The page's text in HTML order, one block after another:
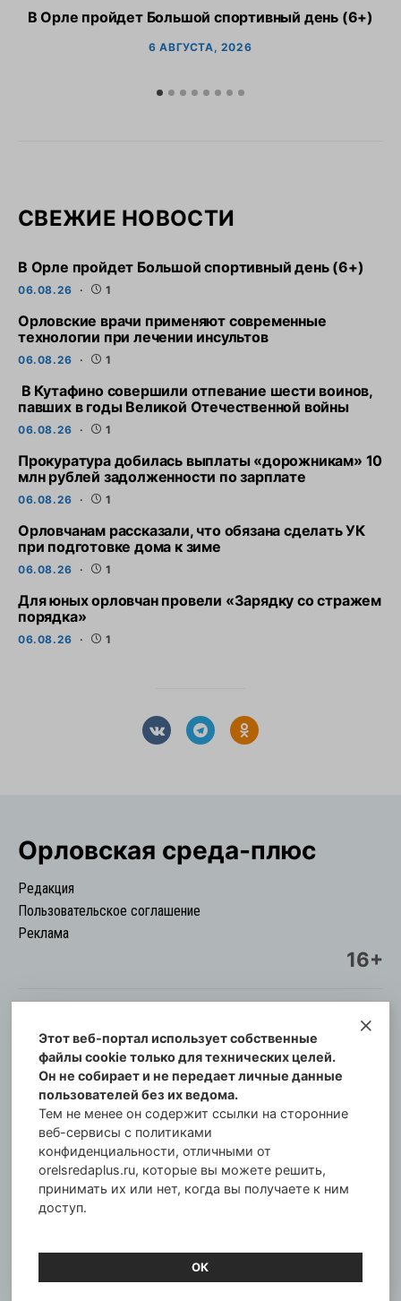
В Орле пройдет Большой спортивный день (6+)
6 АВГУСТА, 2026
СВЕЖИЕ НОВОСТИ
В Орле пройдет Большой спортивный день (6+)
06.08.26 1
Орловские врачи применяют современные
технологии при лечении инсультов
06.08.26 1
В Кутафино совершили отпевание шести воинов,
павших в годы Великой Отечественной войны
06.08.26 1
Прокуратура добилась выплаты «дорожникам» 10
млн рублей задолженности по зарплате
06.08.26 1
Орловчанам рассказали, что обязана сделать УК
при подготовке дома к зиме
06.08.26 1
Для юных орловчан провели «Зарядку со стражем
порядка»
06.08.26 1
Орловская cреда-плюс
Редакция
Пользовательское соглашение
Реклама
16+
© Информационный городской портал
Орловская cреда-плюс, 2021-2026
Свидетельство о регистрации СМИ: ПИ №57-
00254 от 29 октября 2013 г.
Газета зарегистрирована Управлением
Федеральной службы по надзору в сфере связи,
информационных технологий и массовых
коммуникаций по Орловской области.
Главный редактор: Татьяна Филёва
Этот веб-портал использует собственные
файлы cookie только для технических целей.
Он не собирает и не передает личные данные
пользователей без их ведома.
Тем не менее он содержит ссылки на сторонние
веб-сервисы с политиками
конфиденциальности, отличными от
orelsredaplus.ru, которые вы можете решить,
принимать их или нет, когда вы получаете к ним
доступ.
ОК